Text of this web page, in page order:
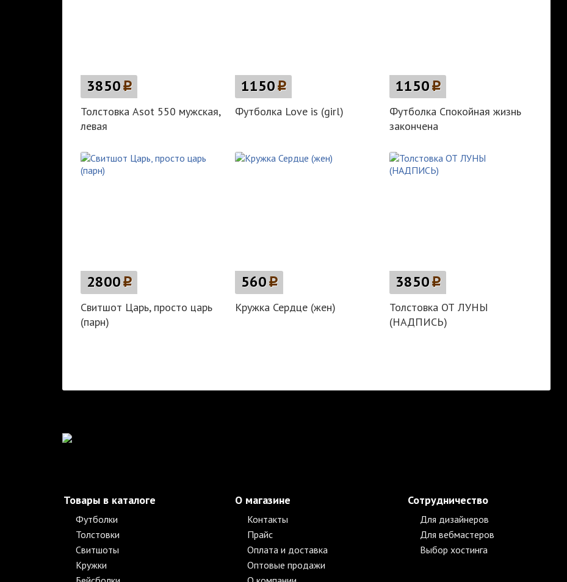
3850p
Толстовка Asot 550 мужская,
левая
1150p
Футболка Love is (girl)
1150p
Футболка Спокойная жизнь
закончена
2800p
Свитшот Царь, просто царь
(парн)
560p
Кружка Сердце (жен)
3850p
Толстовка ОТ ЛУНЫ
(НАДПИСЬ)
Товары в каталоге
Футболки
Толстовки
Свитшоты
Кружки
О магазине
Контакты
Прайс
Оплата и доставка
Оптовые продажи
Сотрудничество
Для дизайнеров
Для вебмастеров
Выбор хостинга